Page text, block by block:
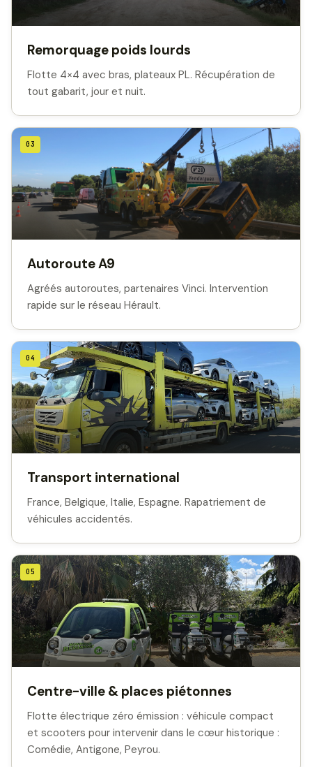
Remorquage poids lourds
Flotte 4×4 avec bras, plateaux PL. Récupération de
tout gabarit, jour et nuit.
03
Autoroute A9
Agréés autoroutes, partenaires Vinci. Intervention
rapide sur le réseau Hérault.
04
Transport international
France, Belgique, Italie, Espagne. Rapatriement de
véhicules accidentés.
05
Centre-ville & places piétonnes
Flotte électrique zéro émission : véhicule compact
et scooters pour intervenir dans le cœur historique :
Comédie, Antigone, Peyrou.